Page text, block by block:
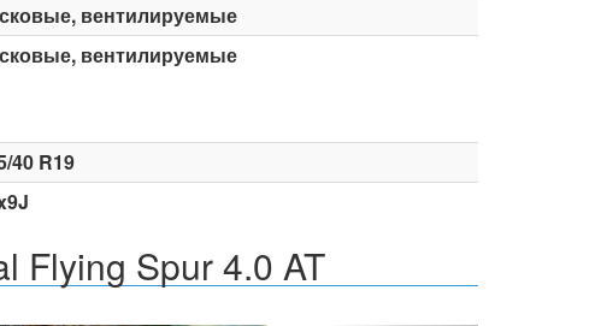
вентилируемые
вентилируемые
40 R19
Flying Spur 4.0 AT